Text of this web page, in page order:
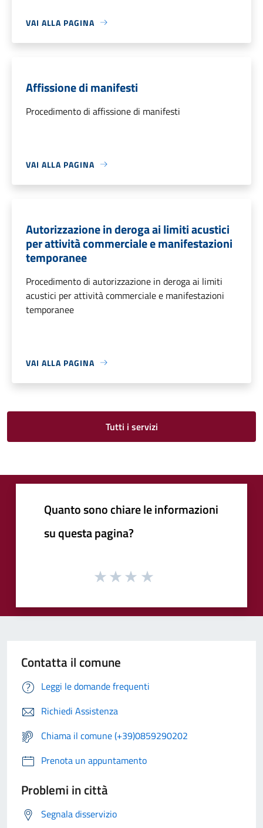
VAI ALLA PAGINA
Affissione di manifesti
Procedimento di affissione di manifesti
VAI ALLA PAGINA
Autorizzazione in deroga ai limiti acustici
per attività commerciale e manifestazioni
temporanee
Procedimento di autorizzazione in deroga ai limiti
acustici per attività commerciale e manifestazioni
temporanee
VAI ALLA PAGINA
Tutti i servizi
Quanto sono chiare le informazioni
su questa pagina?
Contatta il comune
Leggi le domande frequenti
Richiedi Assistenza
Chiama il comune (+39)0859290202
Prenota un appuntamento
Problemi in città
Segnala disservizio